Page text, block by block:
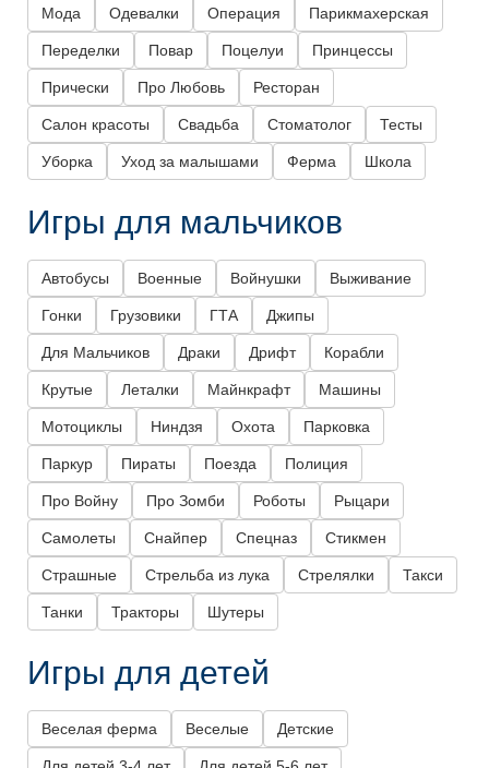
Мода Одевалки Операция Парикмахерская
Переделки Повар Поцелуи Принцессы
Прически Про Любовь Ресторан
Салон красоты Свадьба Стоматолог Тесты
Уборка Уход за малышами Ферма Школа
Игры для мальчиков
Автобусы Военные Войнушки Выживание
Гонки Грузовики ГТА Джипы
Для Мальчиков Драки Дрифт Корабли
Крутые Леталки Майнкрафт Машины
Мотоциклы Ниндзя Охота Парковка
Паркур Пираты Поезда Полиция
Про Войну Про Зомби Роботы Рыцари
Самолеты Снайпер Спецназ Стикмен
Страшные Стрельба из лука Стрелялки Такси
Танки Тракторы Шутеры
Игры для детей
Веселая ферма Веселые Детские